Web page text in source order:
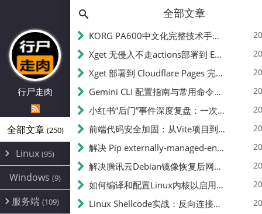
行尸走肉
全部文章 (250)
Linux (95)
Alpine
CentOS(17)
Debian(24)
Windows (9)
服务端 (109)
全部文章
KORG PA600中文化完整技术手册 - 从逆向到实现的全流程指南
Xget 无侵入不走actions部署到 EdgeOne Pages 指南
Xget 部署到 Cloudflare Pages 完整指南 - 无需修改源码的构建配置
Gemini CLI 配置指南与常用命令中文翻译 | API Key、MCP、代理设置
小红书“后门”事件深度复盘：一次沉默危机下的品牌、技术与流程三重考验
前端代码安全加固：从Vite项目到纯静态页面的深度混淆技术备忘
解决 Pip externally-managed-environment 错误：临时与永久绕过方案
解决腾讯云Debian镜像恢复后网络不通问题
如何编译和配置Linux内核以启用BBR2 | 内核编译教程
Linux Shellcode实战：反向连接、持久化、免杀技术详解（MSF,Cobalt Strike）- 从原理到C加载器实现